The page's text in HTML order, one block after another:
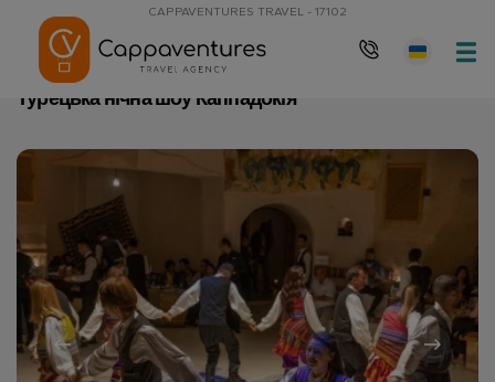
CAPPAVENTURES TRAVEL - 17102
Домашня сторінка
Турецька нічна шоу Каппадокія